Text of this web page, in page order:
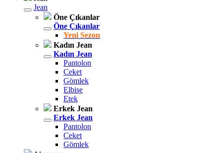
Jean
Öne Çıkanlar
Öne Çıkanlar
Yeni Sezon
Kadın Jean
Kadın Jean
Pantolon
Ceket
Gömlek
Elbise
Etek
Erkek Jean
Erkek Jean
Pantolon
Ceket
Gömlek